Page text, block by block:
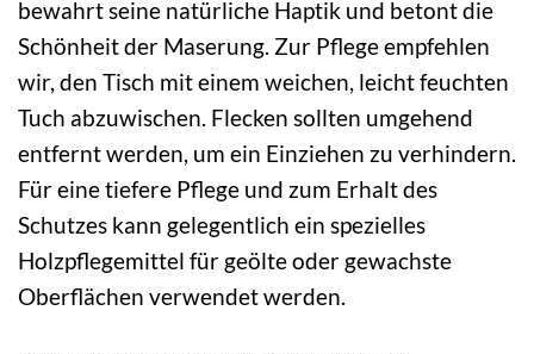
bewahrt seine natürliche Haptik und betont die
Schönheit der Maserung. Zur Pflege empfehlen
wir, den Tisch mit einem weichen, leicht feuchten
Tuch abzuwischen. Flecken sollten umgehend
entfernt werden, um ein Einziehen zu verhindern.
Für eine tiefere Pflege und zum Erhalt des
Schutzes kann gelegentlich ein spezielles
Holzpflegemittel für geölte oder gewachste
Oberflächen verwendet werden.